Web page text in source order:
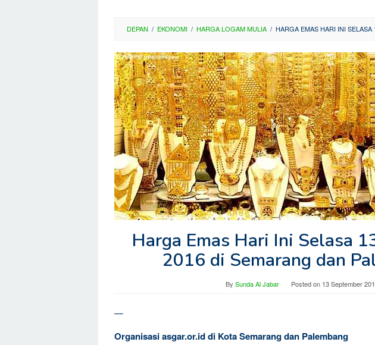
DEPAN / EKONOMI / HARGA LOGAM MULIA / HARGA EMAS HARI INI
Harga Emas Hari Ini Selasa
2016 di Semarang dan
By Sunda Al Jabar Posted on 13 September
—
Organisasi asgar.or.id di Kota Semarang dan Palembang